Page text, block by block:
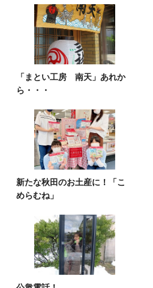
「まとい工房 南天」あれか
ら・・・
新たな秋田のお土産に！「こ
めらむね」